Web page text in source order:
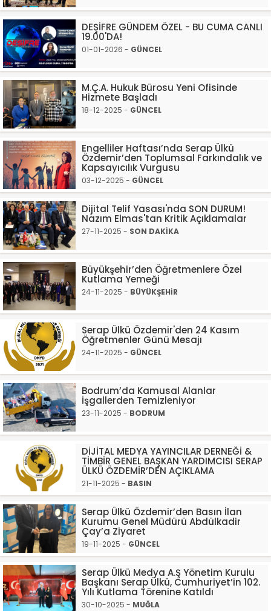
DEŞİFRE GÜNDEM ÖZEL - BU CUMA CANLI
19.00'DA!
01-01-2026 - GÜNCEL
M.Ç.A. Hukuk Bürosu Yeni Ofisinde
Hizmete Başladı
18-12-2025 - GÜNCEL
Engelliler Haftası’nda Serap Ülkü
Özdemir’den Toplumsal Farkındalık ve
Kapsayıcılık Vurgusu
03-12-2025 - GÜNCEL
Dijital Telif Yasası'nda SON DURUM!
Nazım Elmas'tan Kritik Açıklamalar
27-11-2025 - SON DAKİKA
Büyükşehir’den Öğretmenlere Özel
Kutlama Yemeği
24-11-2025 - BÜYÜKŞEHİR
Serap Ülkü Özdemir'den 24 Kasım
Öğretmenler Günü Mesajı
24-11-2025 - GÜNCEL
Bodrum’da Kamusal Alanlar
İşgallerden Temizleniyor
23-11-2025 - BODRUM
DİJİTAL MEDYA YAYINCILAR DERNEĞİ &
TİMBİR GENEL BAŞKAN YARDIMCISI SERAP
ÜLKÜ ÖZDEMİR’DEN AÇIKLAMA
21-11-2025 - BASIN
Serap Ülkü Özdemir’den Basın İlan
Kurumu Genel Müdürü Abdülkadir
Çay’a Ziyaret
19-11-2025 - GÜNCEL
Serap Ülkü Medya A.Ş Yönetim Kurulu
Başkanı Serap Ülkü, Cumhuriyet’in 102.
Yılı Kutlama Törenine Katıldı
30-10-2025 - MUĞLA